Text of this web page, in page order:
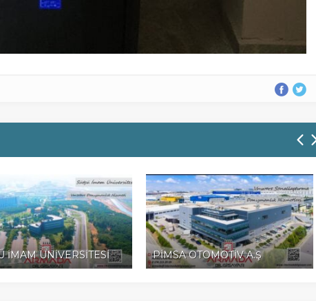
ÜNİVERSİTESİ PİMSA OTOMOTİV A.Ş